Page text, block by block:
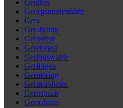
Genthin
Georgsmarienhütte
Gera
Gerabronn
Gerbstedt
Geretsried
Geringswalde
Gerlingen
Germering
Germersheim
Gernsbach
Gernsheim